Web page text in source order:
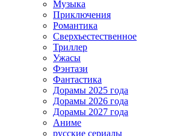
Музыка
Приключения
Романтика
Сверхъестественное
Триллер
Ужасы
Фэнтази
Фантастика
Дорамы 2025 года
Дорамы 2026 года
Дорамы 2027 года
Аниме
русские сериалы